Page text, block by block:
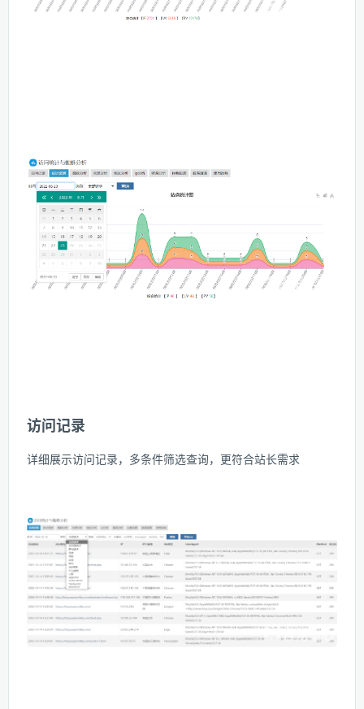
访问记录
详细展示访问记录，多条件筛选查询，更符合站长需求